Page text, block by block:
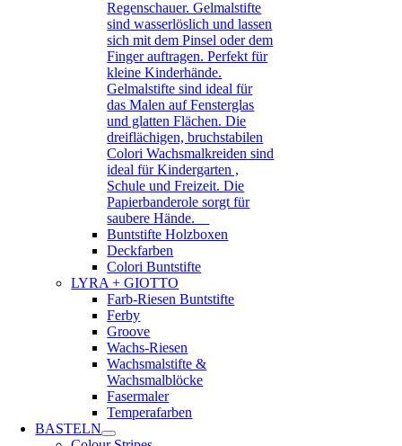
Regenschauer. Gelmalstifte
sind wasserlöslich und lassen
sich mit dem Pinsel oder dem
Finger auftragen. Perfekt für
kleine Kinderhände.
Gelmalstifte sind ideal für
das Malen auf Fensterglas
und glatten Flächen. Die
dreiflächigen, bruchstabilen
Colori Wachsmalkreiden sind
ideal für Kindergarten ,
Schule und Freizeit. Die
Papierbanderole sorgt für
saubere Hände.
Buntstifte Holzboxen
Deckfarben
Colori Buntstifte
LYRA + GIOTTO
Farb-Riesen Buntstifte
Ferby
Groove
Wachs-Riesen
Wachsmalstifte &
Wachsmalblöcke
Fasermaler
Temperafarben
BASTELN